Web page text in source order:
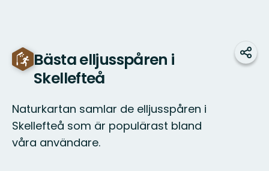
Bästa elljusspåren i
Skellefteå
Naturkartan samlar de elljusspåren i
Skellefteå som är populärast bland
våra användare.
Del